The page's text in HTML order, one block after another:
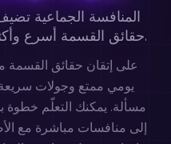
المنافسة الجماعية
حقائق القسمة أسرع وأكثر متعة وتركيزًا مع كل جولة.
يومي ممتع وجولات
مسألة. يمكنك التعلّم خطوة
إلى منافسات مباشرة مع